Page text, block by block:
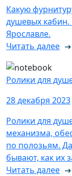
Какую
душевых кабин.
Ярославле.
Читать далее
Ролики для
28 декабря 2023
Ролики для
механизма,
по полозьям.
бывают, как их
Читать далее